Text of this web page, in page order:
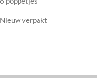
Nieuw verpakt